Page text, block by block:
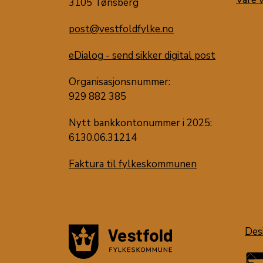
3105 Tønsberg
post@vestfoldfylke.no
eDialog - send sikker digital post
Organisasjonsnummer:
929 882 385
Nytt bankkontonummer i 2025:
6130.06.31214
Faktura til fylkeskommunen